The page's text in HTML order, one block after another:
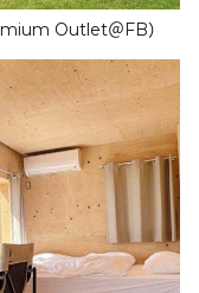
Outlet＠FB）